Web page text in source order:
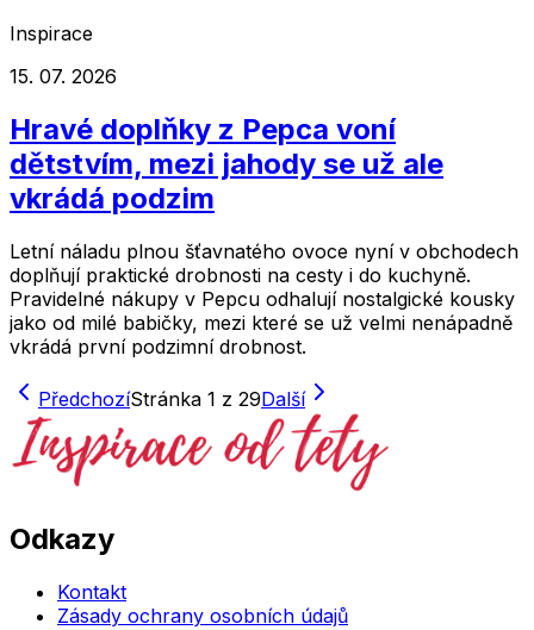
Inspirace
15. 07. 2026
Hravé doplňky z Pepca voní
dětstvím, mezi jahody se už ale
vkrádá podzim
Letní náladu plnou šťavnatého ovoce nyní v obchodech
doplňují praktické drobnosti na cesty i do kuchyně.
Pravidelné nákupy v Pepcu odhalují nostalgické kousky
jako od milé babičky, mezi které se už velmi nenápadně
vkrádá první podzimní drobnost.
PředchozíStránka 1 z 29Další
Odkazy
Kontakt
Zásady ochrany osobních údajů